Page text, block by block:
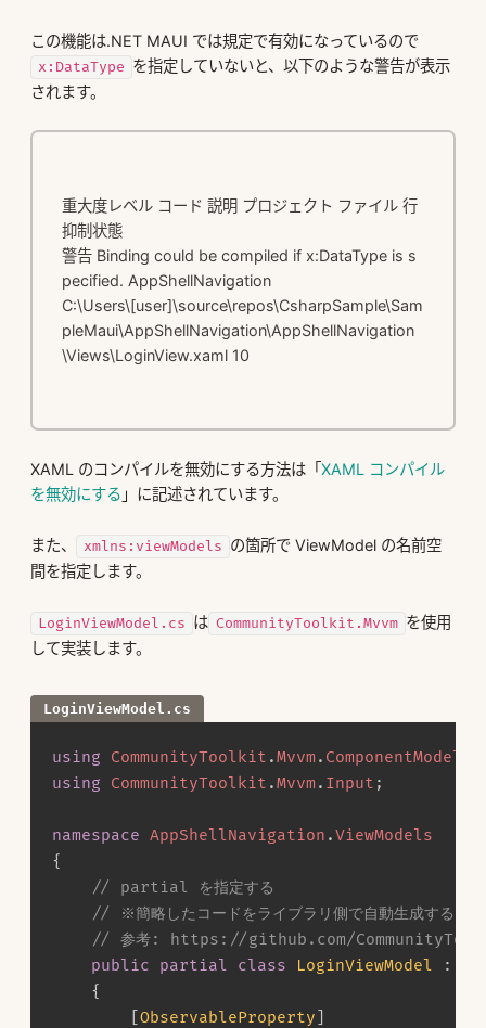
この機能は.NET MAUI では規定で有効になっているので
x:DataType を指定していないと、以下のような警告が表示
されます。
重大度レベル コード 説明 プロジェクト ファイル 行
抑制状態
警告 Binding could be compiled if x:DataType is s
pecified. AppShellNavigation
C:\Users\[user]\source\repos\CsharpSample\Sam
pleMaui\AppShellNavigation\AppShellNavigation
\Views\LoginView.xaml 10
XAML のコンパイルを無効にする方法は「XAML コンパイル
を無効にする 」に記述されています。
また、 xmlns:viewModels の箇所で ViewModel の名前空
間を指定します。
LoginViewModel.cs は CommunityToolkit.Mvvm を使用
して実装します。
LoginViewModel.cs
using CommunityToolkit .Mvvm . ComponentModel
using
CommunityToolkit .Mvvm . Input ;
namespace AppShellNavigation .ViewModels
{
// partial を指定する
// ※簡略したコードをライブラリ側で自動生成するため
// 参考: https://github.com/
public
partial class LoginViewModel :
{
ObservableProperty